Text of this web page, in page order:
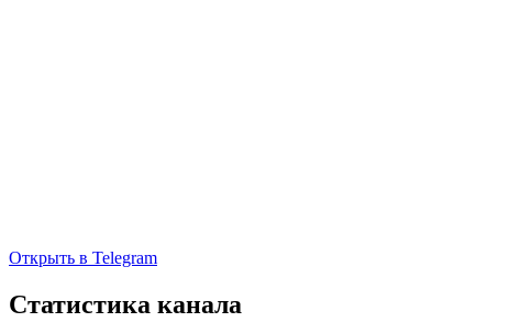
Открыть в Telegram
Статистика канала